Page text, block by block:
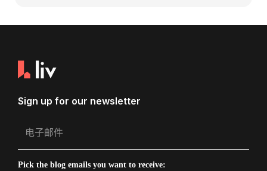
Sign up for our newsletter
Pick the blog emails you want to receive: